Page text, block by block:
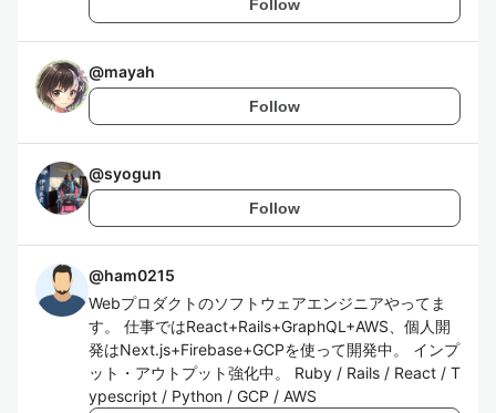
Follow
@mayah
Follow
@syogun
Follow
@ham0215
Webプロダクトのソフトウェアエンジニアやってま
す。 仕事ではReact+Rails+GraphQL+AWS、個人開
発はNext.js+Firebase+GCPを使って開発中。 インプ
ット・アウトプット強化中。 Ruby / Rails / React / T
ypescript / Python / GCP / AWS